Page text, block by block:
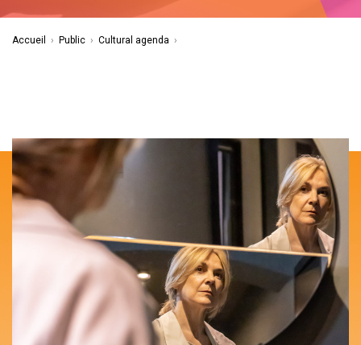
Accueil › Public › Cultural agenda ›